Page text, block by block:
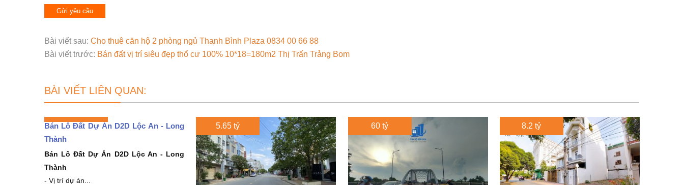
Bài viết sau: Cho thuê căn hộ 2 phòng ngủ Thanh Bình Plaza 0834 00 66 88
Bài viết trước: Bán đất vị trí siêu đẹp thổ cư 100% 10*18=180m2 Thị Trấn Trảng Bom
BÀI VIẾT LIÊN QUAN:
Bán Lô Đất Dự Án D2D Lộc An - Long
Thành
Bán Lô Đất Dự Án D2D Lộc An - Long
Thành
- Vị trí dự án...
5.65 tỷ 60 tỷ 8.2 tỷ